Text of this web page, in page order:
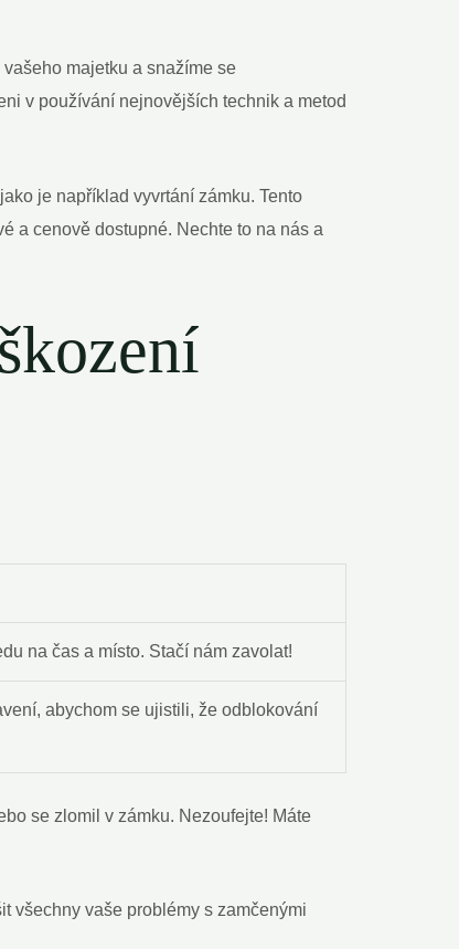
majetku a snažíme se
v používání nejnovějších technik a metod
je například vyvrtání zámku. Tento
a cenově dostupné. Nechte to na nás a
na čas a místo. Stačí nám zavolat!
abychom se ujistili, že odblokování
se zlomil v zámku. Nezoufejte! Máte
všechny vaše problémy s zamčenými